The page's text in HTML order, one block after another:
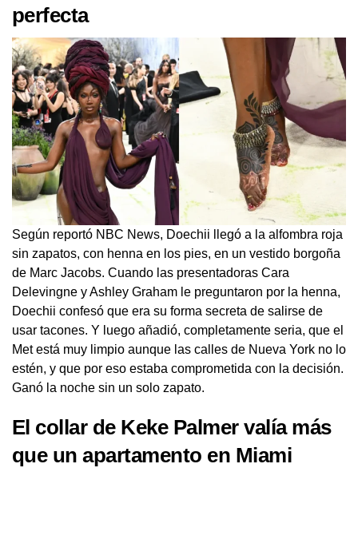
perfecta
Según reportó NBC News, Doechii llegó a la alfombra roja
sin zapatos, con henna en los pies, en un vestido borgoña
de Marc Jacobs. Cuando las presentadoras Cara
Delevingne y Ashley Graham le preguntaron por la henna,
Doechii confesó que era su forma secreta de salirse de
usar tacones. Y luego añadió, completamente seria, que el
Met está muy limpio aunque las calles de Nueva York no lo
estén, y que por eso estaba comprometida con la decisión.
Ganó la noche sin un solo zapato.
El collar de Keke Palmer valía más
que un apartamento en Miami